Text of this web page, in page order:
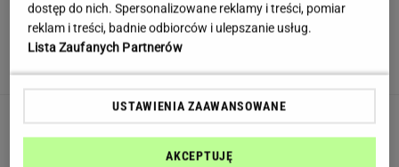
Anastazja Kuś została mistrzynią
świata. "Kariera przez pośladki"? Mamy
komentarz
SUBSKRYPCJA
Pensje lekarzy. Specjalista
hematolog dostał podwyżkę, ale zarabia mniej
SUBSKRYPCJA
dostęp do nich. Spersonalizowane reklamy i treści, pomiar
reklam i treści, badnie odbiorców i ulepszanie usług.
Lista Zaufanych Partnerów
USTAWIENIA ZAAWANSOWANE
AKCEPTUJĘ